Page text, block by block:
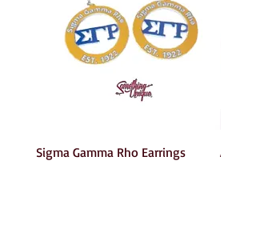
Sigma Gamma Rho Earrings
AKA